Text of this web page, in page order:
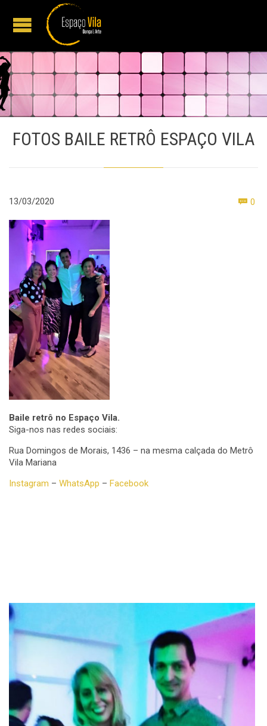
FOTOS BAILE RETRÔ ESPAÇO VILA
13/03/2020  0
Baile retrô no Espaço Vila.
Siga-nos nas redes sociais:
Rua Domingos de Morais, 1436 – na mesma calçada do Metrô
Vila Mariana
Instagram – WhatsApp – Facebook